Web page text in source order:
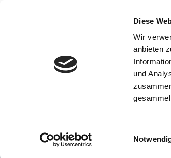
Diese
Wir
anbieten
und